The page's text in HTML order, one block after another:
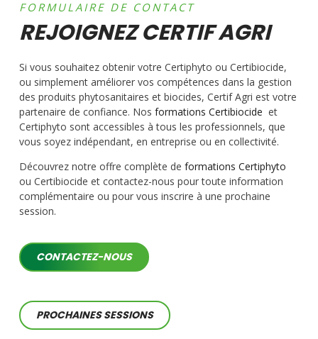
FORMULAIRE DE CONTACT
REJOIGNEZ CERTIF AGRI
Si vous souhaitez obtenir votre Certiphyto ou Certibiocide,
ou simplement améliorer vos compétences dans la gestion
des produits phytosanitaires et biocides, Certif Agri est votre
partenaire de confiance. Nosformations Certibiocide et
Certiphyto sont accessibles à tous les professionnels, que
vous soyez indépendant, en entreprise ou en collectivité.
Découvrez notre offre complète deformations Certiphyto
ou Certibiocide et contactez-nous pour toute information
complémentaire ou pour vous inscrire à une prochaine
session.
CONTACTEZ-NOUS
PROCHAINES SESSIONS